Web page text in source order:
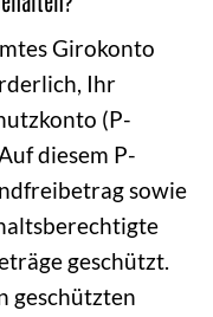
Girokonto
Ihr
(P-
diesem P-
sowie
geschützt.
geschützten